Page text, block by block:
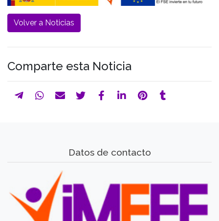
Volver a Noticias
Comparte esta Noticia
Datos de contacto